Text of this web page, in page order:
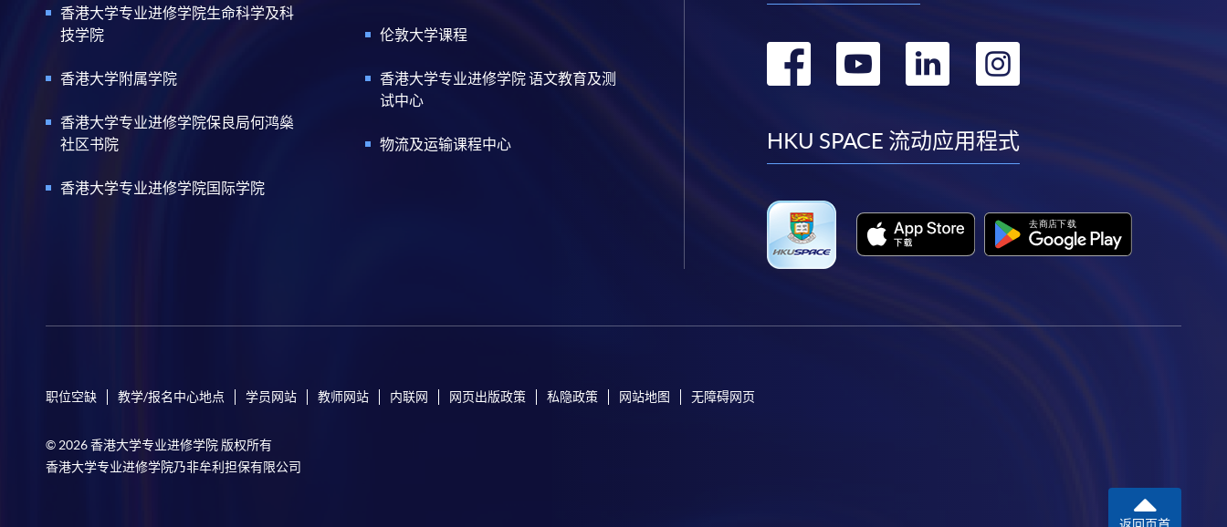
香港大学专业进修学院生命科学及科
技学院
香港大学附属学院
香港大学专业进修学院保良局何鸿燊
社区书院
香港大学专业进修学院国际学院
伦敦大学课程
香港大学专业进修学院 语文教育及测
试中心
物流及运输课程中心
转
facebook
转
youtube
转
linkedin
转
instagram
HKU SPACE 流动应用程式
职位空缺 教学/报名中心地点 学员网站 教师网站 内联网 网页出版政策 私隐政策 网站地图 无障碍网页
© 2026 香港大学专业进修学院 版权所有
香港大学专业进修学院乃非牟利担保有限公司